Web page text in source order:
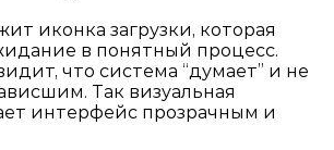
иконка загрузки, которая
в понятный процесс.
что система “думает” и не
Так визуальная
интерфейс прозрачным и